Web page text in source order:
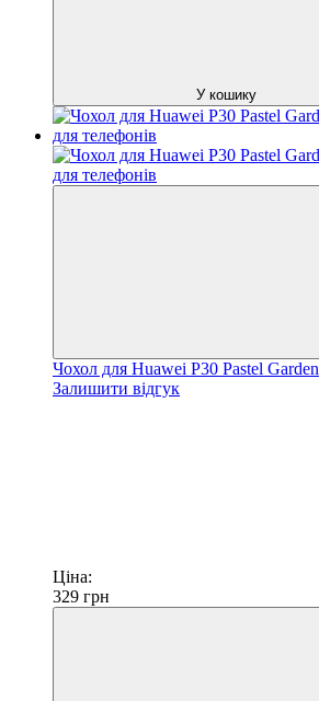
У кошику
Чохол для Huawei P30 Pastel Garden
Залишити відгук
Ціна:
329 грн